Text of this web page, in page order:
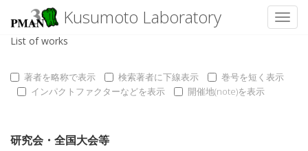
Kusumoto Laboratory
List of works
著者を略称で表示 検索著者に下線表示
巻号を短く表示
インパクトファクターなどを表示
開催地(note)を表示
研究会・全国大会等